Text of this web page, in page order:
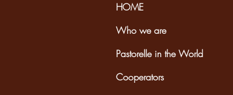
HOME
Who we are
Pastorelle in the World
Cooperators